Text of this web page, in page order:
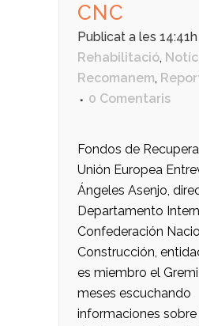
CNC
Publicat a les 14:41h
Rehabilitació,
Recomanem,
0 Comentaris
Fondos de
Unión Europea
Ángeles Asenjo,
Departamento
Confederación
Construcción,
es miembro el
meses escuchando
informaciones